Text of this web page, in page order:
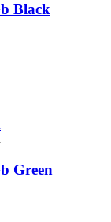
Black
Green